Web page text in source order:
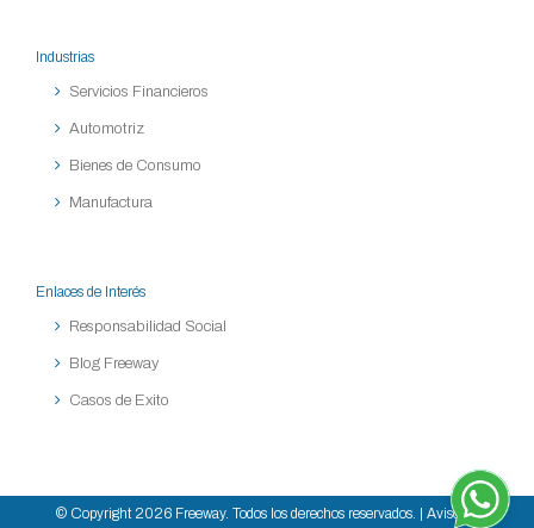
Industrias
Servicios Financieros
Automotriz
Bienes de Consumo
Manufactura
Enlaces de Interés
Responsabilidad Social
Blog Freeway
Casos de Exito
© Copyright 2026 Freeway. Todos los derechos reservados. | Aviso de